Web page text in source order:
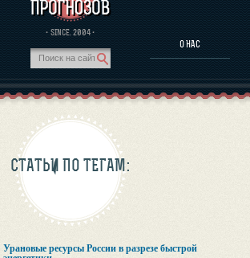
· SINCE. 2004 ·
О НАС
ХАРАКТЕРА ВЫДАЮЩИХСЯ ЛИЧНОСТЕЙ
О ПРОГРАММЕ
ПРОГНОЗЫ И АНАЛИТИКА
СТАТЬИ ПО ТЕГАМ:
Урановые ресурсы России в разрезе быстрой